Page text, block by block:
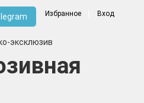
Избранное Вход
эксклюзив